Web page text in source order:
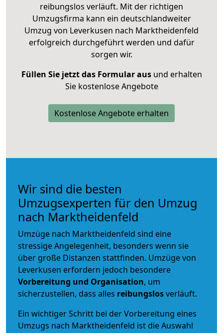
reibungslos verläuft. Mit der richtigen
Umzugsfirma kann ein deutschlandweiter
Umzug von Leverkusen nach Marktheidenfeld
erfolgreich durchgeführt werden und dafür
sorgen wir.
Füllen Sie jetzt das Formular ausund erhalten
Sie kostenlose Angebote
Kostenlose Angebote erhalten
Wir sind die besten
Umzugsexperten für den Umzug
nach Marktheidenfeld
Umzüge nach Marktheidenfeld sind eine
stressige Angelegenheit, besonders wenn sie
über große Distanzen stattfinden. Umzüge von
Leverkusen erfordern jedoch besondere
Vorbereitung und Organisation, um
sicherzustellen, dass alles reibungslosverläuft.
Ein wichtiger Schritt bei der Vorbereitung eines
Umzugs nach Marktheidenfeld ist die Auswahl